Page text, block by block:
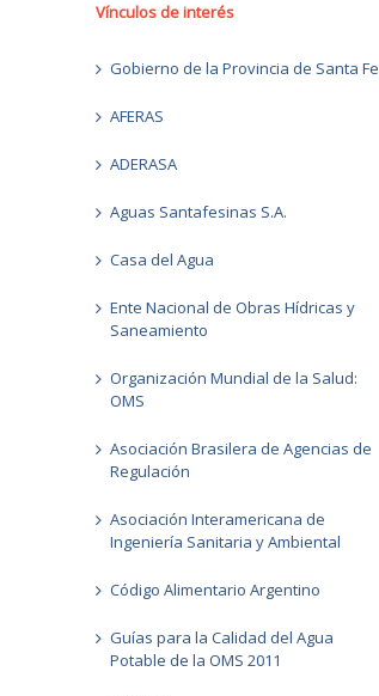
Vínculos de interés
Gobierno de la Provincia de Santa Fe
AFERAS
ADERASA
Aguas Santafesinas S.A.
Casa del Agua
Ente Nacional de Obras Hídricas y
Saneamiento
Organización Mundial de la Salud:
OMS
Asociación Brasilera de Agencias de
Regulación
Asociación Interamericana de
Ingeniería Sanitaria y Ambiental
Código Alimentario Argentino
Guías para la Calidad del Agua
Potable de la OMS 2011